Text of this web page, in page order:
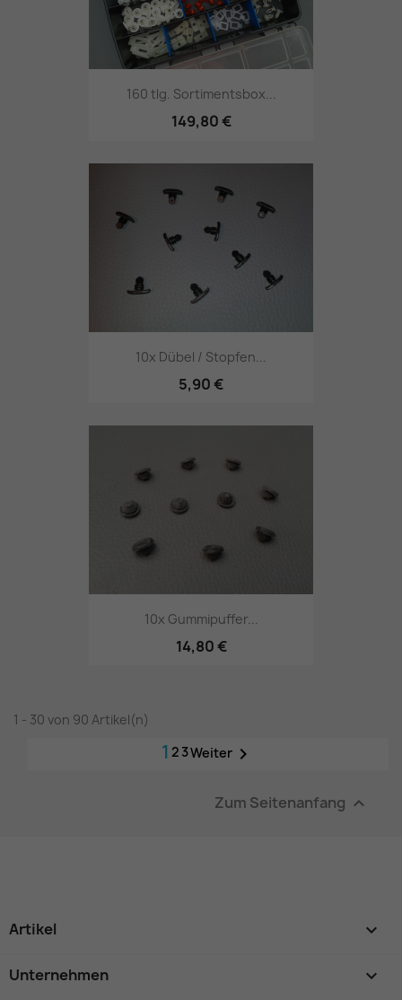
160 tlg. Sortimentsbox...
149,80 €
10x Dübel / Stopfen...
5,90 €
10x Gummipuffer...
14,80 €
1 - 30 von 90 Artikel(n)
1 2 3Weiter 
Zum Seitenanfang 
Artikel 
Unternehmen 